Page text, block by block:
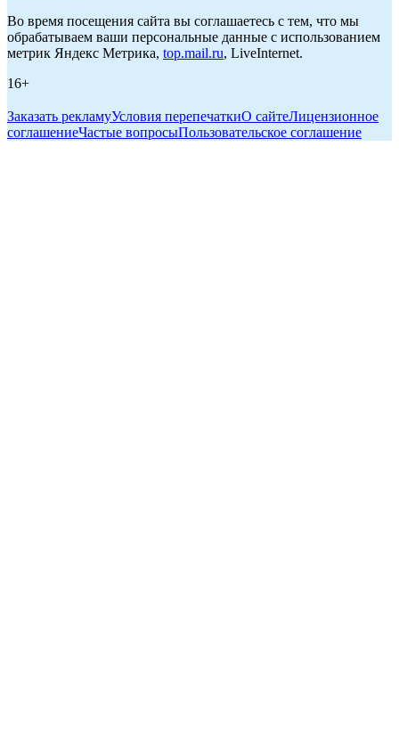
Во время посещения сайта вы соглашаетесь с тем, что мы
обрабатываем ваши персональные данные с использованием
метрик Яндекс Метрика, top.mail.ru, LiveInternet.
16+
Заказать рекламуУсловия перепечаткиО сайтеЛицензионное
соглашениеЧастые вопросыПользовательское соглашение